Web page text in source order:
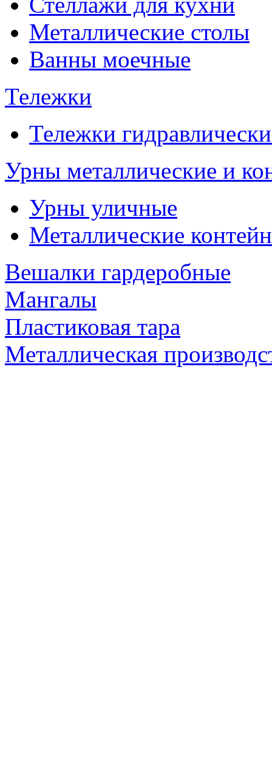
Металлические столы
Ванны моечные
Тележки
Тележки
Урны металлические и
Урны уличные
Металлические
Вешалки гардеробные
Мангалы
Пластиковая тара
Металлическая